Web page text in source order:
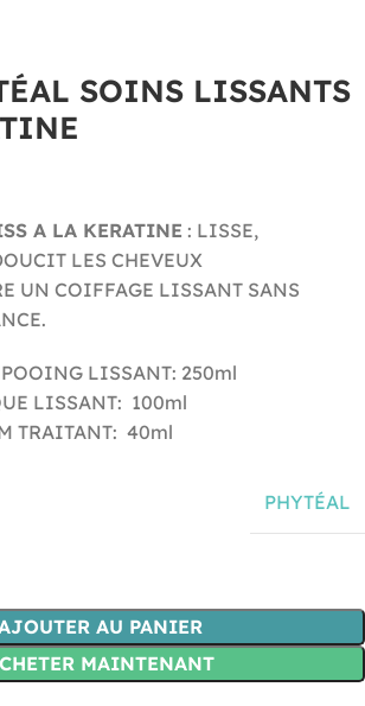
SOINS LISSANTS
A LA KERATINE : LISSE,
LES CHEVEUX
UN COIFFAGE LISSANT SANS
LISSANT: 250ml
LISSANT: 100ml
TRAITANT: 40ml
PHYTÉAL
AU PANIER
MAINTENANT